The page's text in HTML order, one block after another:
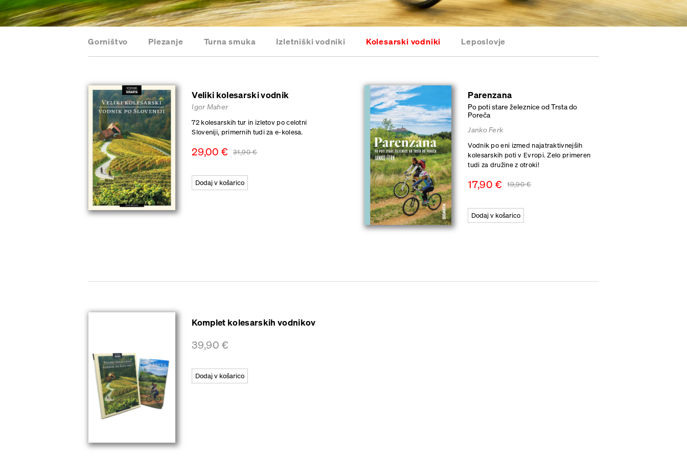
Gorništvo Plezanje Turna smuka Izletniški vodniki Kolesarski vodniki Leposlovje
Veliki kolesarski vodnik
Igor Maher
72 kolesarskih tur in izletov po celotni
Sloveniji, primernih tudi za e-kolesa.
31,90€
29,00 €
Dodaj v košarico
Parenzana
Po poti stare železnice od Trsta do
Poreča
Janko Ferk
Vodnik po eni izmed najatraktivnejših
kolesarskih poti v Evropi. Zelo primeren
tudi za družine z otroki!
19,90€
17,90 €
Dodaj v košarico
Komplet kolesarskih vodnikov
39,90 €
Dodaj v košarico